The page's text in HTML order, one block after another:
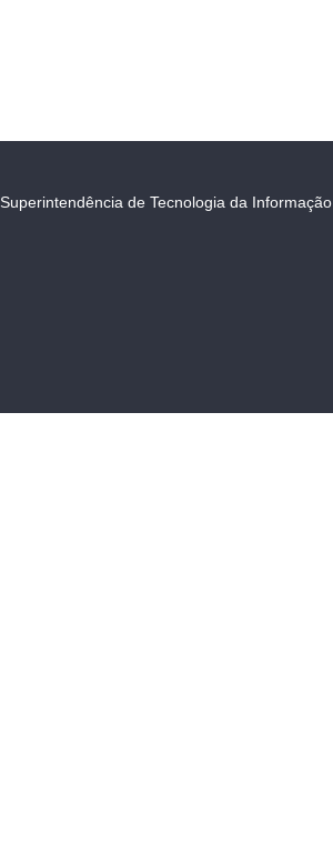
Superintendência de Tecnologia da Informação